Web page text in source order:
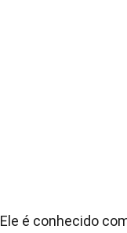
Ele é conhecido